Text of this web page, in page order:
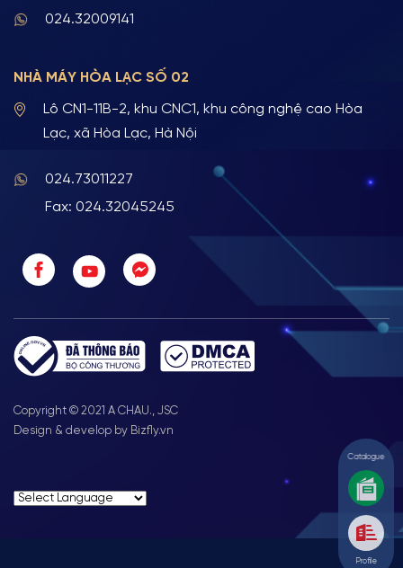
024.32009141
NHÀ MÁY HÒA LẠC SỐ 02
Lô CN1-11B-2, khu CNC1, khu công nghệ cao Hòa
Lạc, xã Hòa Lạc, Hà Nội
024.73011227
Fax: 024.32045245
Copyright © 2021 A CHAU., JSC
Design & develop by Bizfly.vn
Catalogue
Profile